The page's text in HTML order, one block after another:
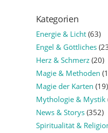
Kategorien
Energie & Licht(63)
Engel & Göttliches
Herz & Schmerz(20)
Magie & Methoden
Magie der Karten (19)
Mythologie & Mystik
News & Storys(352)
Spiritualität &